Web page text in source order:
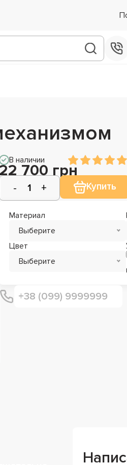
В наличии
22 700 грн
Купить
Материал
Выберите
Цвет
Выберите